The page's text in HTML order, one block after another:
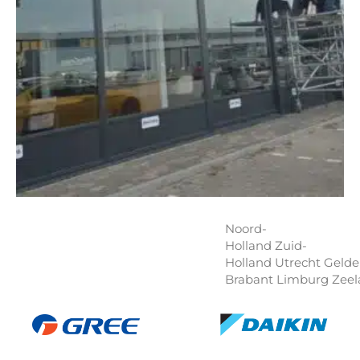
Noord-
Holland Zuid-
Holland Utrecht
Brabant Limburg